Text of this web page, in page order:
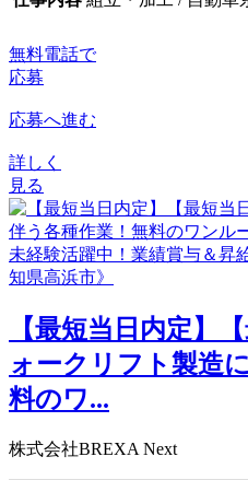
無料電話で
応募
応募へ進む
詳しく
見る
【最短当日内定】
ォークリフト製造
料のワ...
株式会社BREXA Next